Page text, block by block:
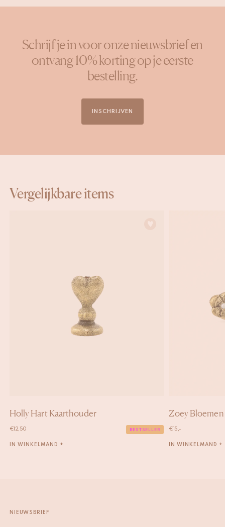
Schrijf je in voor onze nieuwsbrief en
ontvang 10% korting op je eerste
bestelling.
INSCHRIJVEN
Vergelijkbare items
Holly Hart Kaarthouder
€ 12,50 BESTSELLER
IN WINKELMAND +
Zoey
€ 15,-
IN WINKELMAND +
NIEUWSBRIEF